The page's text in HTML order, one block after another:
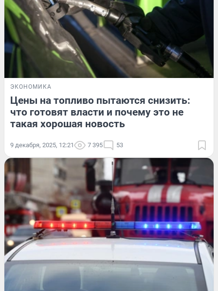
ЭКОНОМИКА
Цены на топливо пытаются снизить:
что готовят власти и почему это не
такая хорошая новость
9 декабря, 2025, 12:21 7 395 53